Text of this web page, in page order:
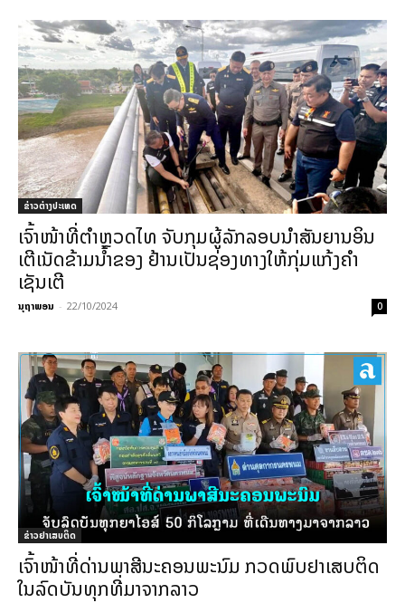
ຂ່າວຕ່າງປະເທດ
ເຈົ້າໜ້າທີ່ຕຳຫຼວດໄທ ຈັບກຸມຜູ້ລັກລອບນຳສັນຍານອິນ
ເຕີເນັດຂ້າມນ້ຳຂອງ ຢ້ານເປັນຊ່ອງທາງໃຫ້ກຸ່ມແກ້ງຄຳ
ເຊັນເຕີ
ນຸຖາພອນ - 22/10/2024 0
ຂ່າວຢາເສບຕິດ
ເຈົ້າໜ້າທີ່ດ່ານພາສີນະຄອນພະນົມ ກວດພົບຢາເສບຕິດ
ໃນລົດບັນທຸກທີ່ມາຈາກລາວ